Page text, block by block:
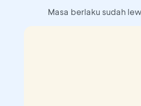
Masa berlaku sudah